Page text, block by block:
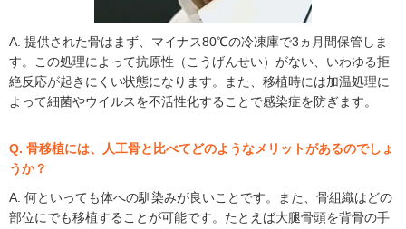
A. 提供された骨はまず、マイナス80℃の冷凍庫で3ヵ月間保管しま
す。この処理によって抗原性（こうげんせい）がない、いわゆる拒
絶反応が起きにくい状態になります。また、移植時には加温処理に
よって細菌やウイルスを不活性化することで感染症を防ぎます。
Q. 骨移植には、人工骨と比べてどのようなメリットがあるのでしょ
うか？
A. 何といっても体への馴染みが良いことです。また、骨組織はどの
部位にでも移植することが可能です。たとえば大腿骨頭を背骨の手